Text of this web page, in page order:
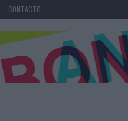
CONTACTO